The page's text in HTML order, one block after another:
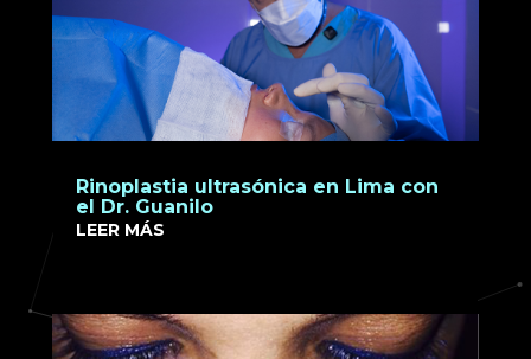
Rinoplastia ultrasónica en Lima con
el Dr. Guanilo
LEER MÁS